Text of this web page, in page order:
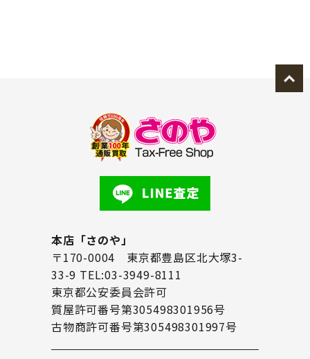
本店「さのや」
〒170-0004 東京都豊島区北大塚3-
33-9 TEL:03-3949-8111
東京都公安委員会許可
質屋許可番号第305498301956号
古物商許可番号第305498301997号